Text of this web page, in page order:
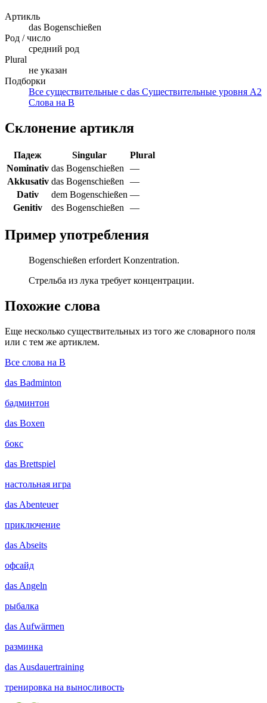
Артикль
das Bogenschießen
Род / число
средний род
Plural
не указан
Подборки
Все существительные с das Существительные уровня A2
Слова на B
Склонение артикля
Падеж Singular
Plural
Nominativ das Bogenschießen
—
Akkusativ das Bogenschießen
—
Dativ
dem Bogenschießen —
Genitiv
des Bogenschießen —
Пример употребления
Bogenschießen erfordert Konzentration.
Стрельба из лука требует концентрации.
Похожие слова
Еще несколько существительных из того же словарного поля
или с тем же артиклем.
Все слова на B
das Badminton
бадминтон
das Boxen
бокс
das Brettspiel
настольная игра
das Abenteuer
приключение
das Abseits
офсайд
das Angeln
рыбалка
das Aufwärmen
разминка
das Ausdauertraining
тренировка на выносливость